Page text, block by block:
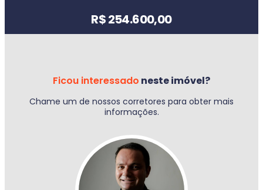
R$ 254.600,00
Ficou interessado neste imóvel?
Chame um de nossos corretores para obter mais
informações.